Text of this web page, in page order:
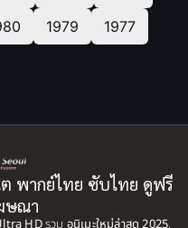
1979
1977
พากย์ไทย ซับไทย ดูฟรี
ษณา
HDรวม อนิเมะใหม่ล่าสุด 2025,